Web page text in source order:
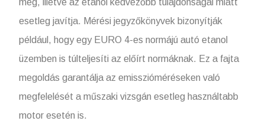
esetleg javítja. Mérési jegyzőkönyvek bizonyítják
például, hogy egy EURO 4-es normájú autó etanol
üzemben is túlteljesíti az előírt normáknak. Ez a fajta
megoldás garantálja az emisszióméréseken való
megfelelését a műszaki vizsgán esetleg használtabb
motor esetén is.